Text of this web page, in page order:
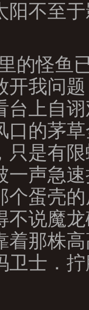
阳不至
的怪鱼
开我问
台上自
口的茅
只是有
一声急
个蛋壳
不说魔
着那株
卫士．